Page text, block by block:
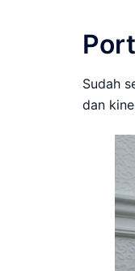
Sudah
dan